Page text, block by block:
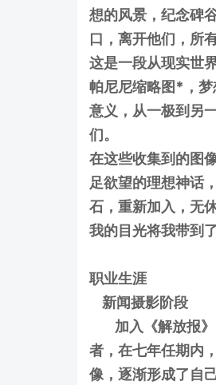
想的风景，纪念碑
口，离开他们，所
这是一段从现实世
帕尼尼缩略图*，梦
意义，从一极到另
们。
在这些收集到的图
足欲望的理想神话
石，重新加入，无
我的目光将我带到
职业生涯
新闻摄影阶段
加入《解放报》
者，在七年任期内
像，逐渐形成了自